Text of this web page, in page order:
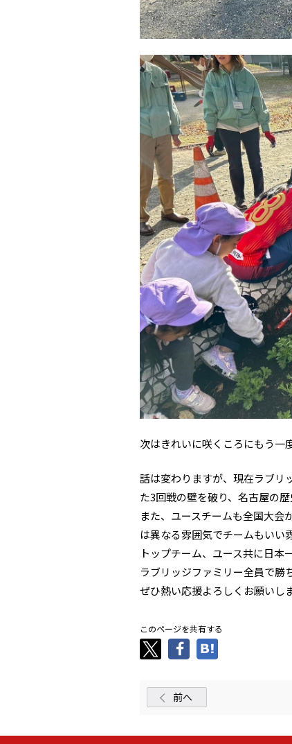
次はきれいに咲くころにもう一
話は変わりますが、現在ラブリ
た3回戦の壁を破り、名古屋の歴
また、ユースチームも全国大会
は異なる雰囲気でチームもいい
トップチーム、ユース共に日本
ラブリッジファミリー全員で勝
ぜひ熱い応援よろしくお願いし
このページを共有する
前へ